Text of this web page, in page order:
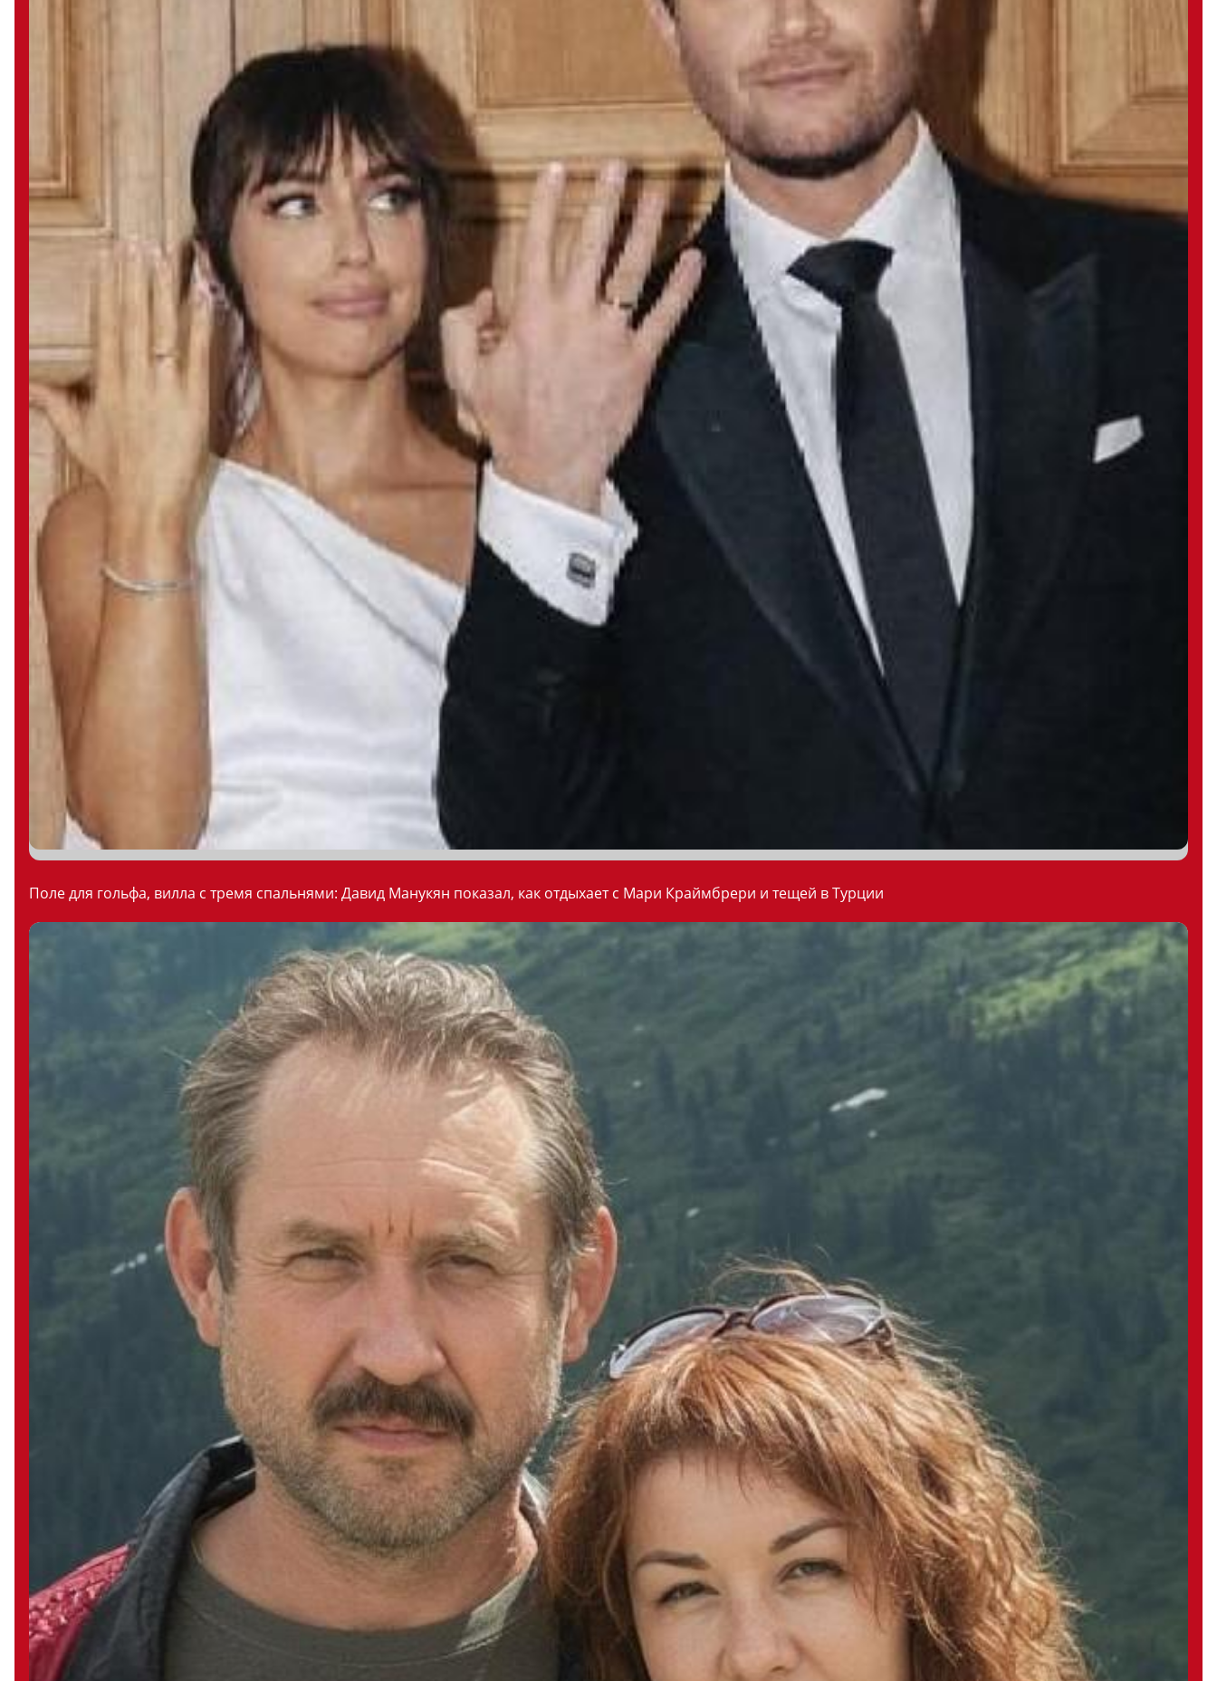
Поле для гольфа, вилла с тремя спальнями: Давид Манукян показал, как отдыхает с Мари Краймбрери и тещей в Турции